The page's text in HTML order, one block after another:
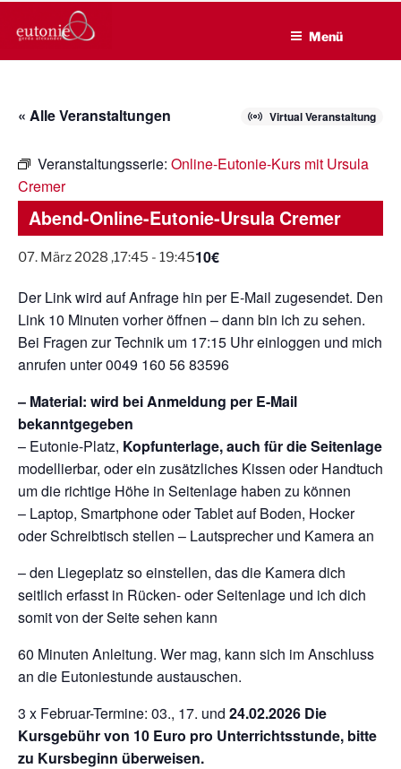
Inhalt
EUTONIE.DE
Lebensbalance durch körperliche Selbsterfahrung
Menü
« Alle Veranstaltungen Virtual Veranstaltung
Veranstaltungsserie: Online-Eutonie-Kurs mit Ursula
Cremer
Abend-Online-Eutonie-Ursula Cremer
07. März 2028 ,17:45 - 19:4510€
Der Link wird auf Anfrage hin per E-Mail zugesendet. Den
Link 10 Minuten vorher öffnen – dann bin ich zu sehen.
Bei Fragen zur Technik um 17:15 Uhr einloggen und mich
anrufen unter 0049 160 56 83596
– Material: wird bei Anmeldung per E-Mail
bekanntgegeben
– Eutonie-Platz, Kopfunterlage, auch für die Seitenlage
modellierbar, oder ein zusätzliches Kissen oder Handtuch
um die richtige Höhe in Seitenlage haben zu können
– Laptop, Smartphone oder Tablet auf Boden, Hocker
oder Schreibtisch stellen – Lautsprecher und Kamera an
– den Liegeplatz so einstellen, das die Kamera dich
seitlich erfasst in Rücken- oder Seitenlage und ich dich
somit von der Seite sehen kann
60 Minuten Anleitung. Wer mag, kann sich im Anschluss
an die Eutoniestunde austauschen.
3 x Februar-Termine: 03., 17. und 24.02.2026 Die
Kursgebühr von 10 Euro pro Unterrichtsstunde, bitte
zu Kursbeginn überweisen.